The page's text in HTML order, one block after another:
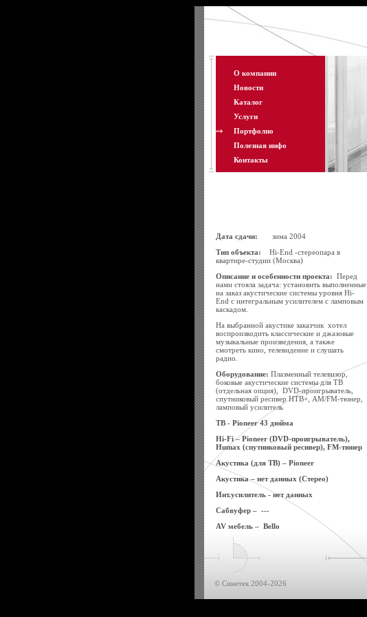
О компании
Новости
Каталог
Услуги
Портфолио
Полезная инфо
Контакты
Дата сдачи: зима 2004
Тип объекта: Hi-End -cтереопара в
квартире-студии (Москва)
Описание и особенности проекта: Перед
нами стояла задача: установить выполненные
на заказ акустические системы уровня Hi-
End с интегральным усилителем с ламповым
каскадом.
На выбранной акустике заказчик хотел
воспроизводить классические и джазовые
музыкальные произведения, а также
смотреть кино, телевидение и слушать
радио.
Оборудование: Плазменный телевизор,
боковые акустические системы для ТВ
(отдельная опция), DVD-проигрыватель,
спутниковый ресивер НТВ+, AM/FM-тюнер,
ламповый усилитель
ТВ - Pioneer43 дюйма
Hi-Fi–Pioneer (DVD-проигрыватель),
Humax (спутниковый ресивер), FM-тюнер
Акустика (для ТВ) – Pioneer
Акустика – нет данных (Стерео)
Инт.усилитель - нет данных
Сабвуфер – ---
AV мебель – Bello
© Синетек 2004-2026